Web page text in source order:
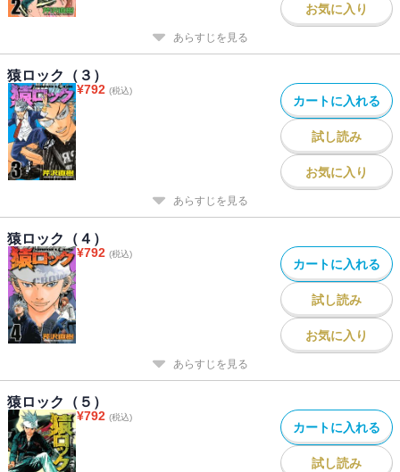
お気に入り
あらすじを見る
猿ロック（３）
¥792 (税込)
カートに入れる
試し読み
お気に入り
あらすじを見る
猿ロック（４）
¥792 (税込)
カートに入れる
試し読み
お気に入り
あらすじを見る
猿ロック（５）
¥792 (税込)
カートに入れる
試し読み